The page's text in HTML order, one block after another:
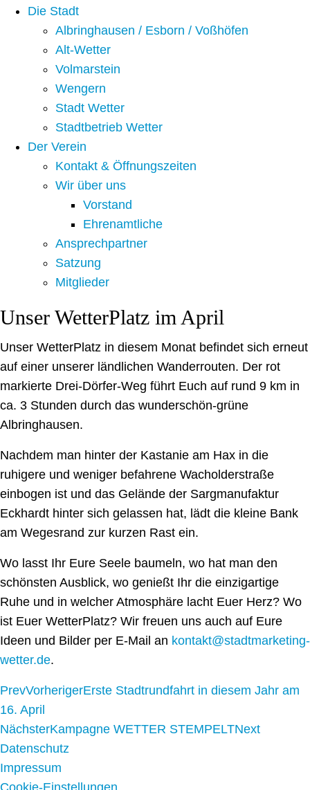
Die Stadt
Albringhausen / Esborn / Voßhöfen
Alt-Wetter​
Volmarstein
Wengern
Stadt Wetter
Stadtbetrieb Wetter
Der Verein
Kontakt & Öffnungszeiten
Wir über uns
Vorstand
Ehrenamtliche
Ansprechpartner
Satzung
Mitglieder
Unser WetterPlatz im April
Unser WetterPlatz in diesem Monat befindet sich erneut
auf einer unserer ländlichen Wanderrouten. Der rot
markierte Drei-Dörfer-Weg führt Euch auf rund 9 km in
ca. 3 Stunden durch das wunderschön-grüne
Albringhausen.
Nachdem man hinter der Kastanie am Hax in die
ruhigere und weniger befahrene Wacholderstraße
einbogen ist und das Gelände der Sargmanufaktur
Eckhardt hinter sich gelassen hat, lädt die kleine Bank
am Wegesrand zur kurzen Rast ein.
Wo lasst Ihr Eure Seele baumeln, wo hat man den
schönsten Ausblick, wo genießt Ihr die einzigartige
Ruhe und in welcher Atmosphäre lacht Euer Herz? Wo
ist Euer WetterPlatz? Wir freuen uns auch auf Eure
Ideen und Bilder per E-Mail an kontakt@stadtmarketing-
wetter.de.
PrevVorherigerErste Stadtrundfahrt in diesem Jahr am
16. April
NächsterKampagne WETTER STEMPELTNext
Datenschutz
Impressum